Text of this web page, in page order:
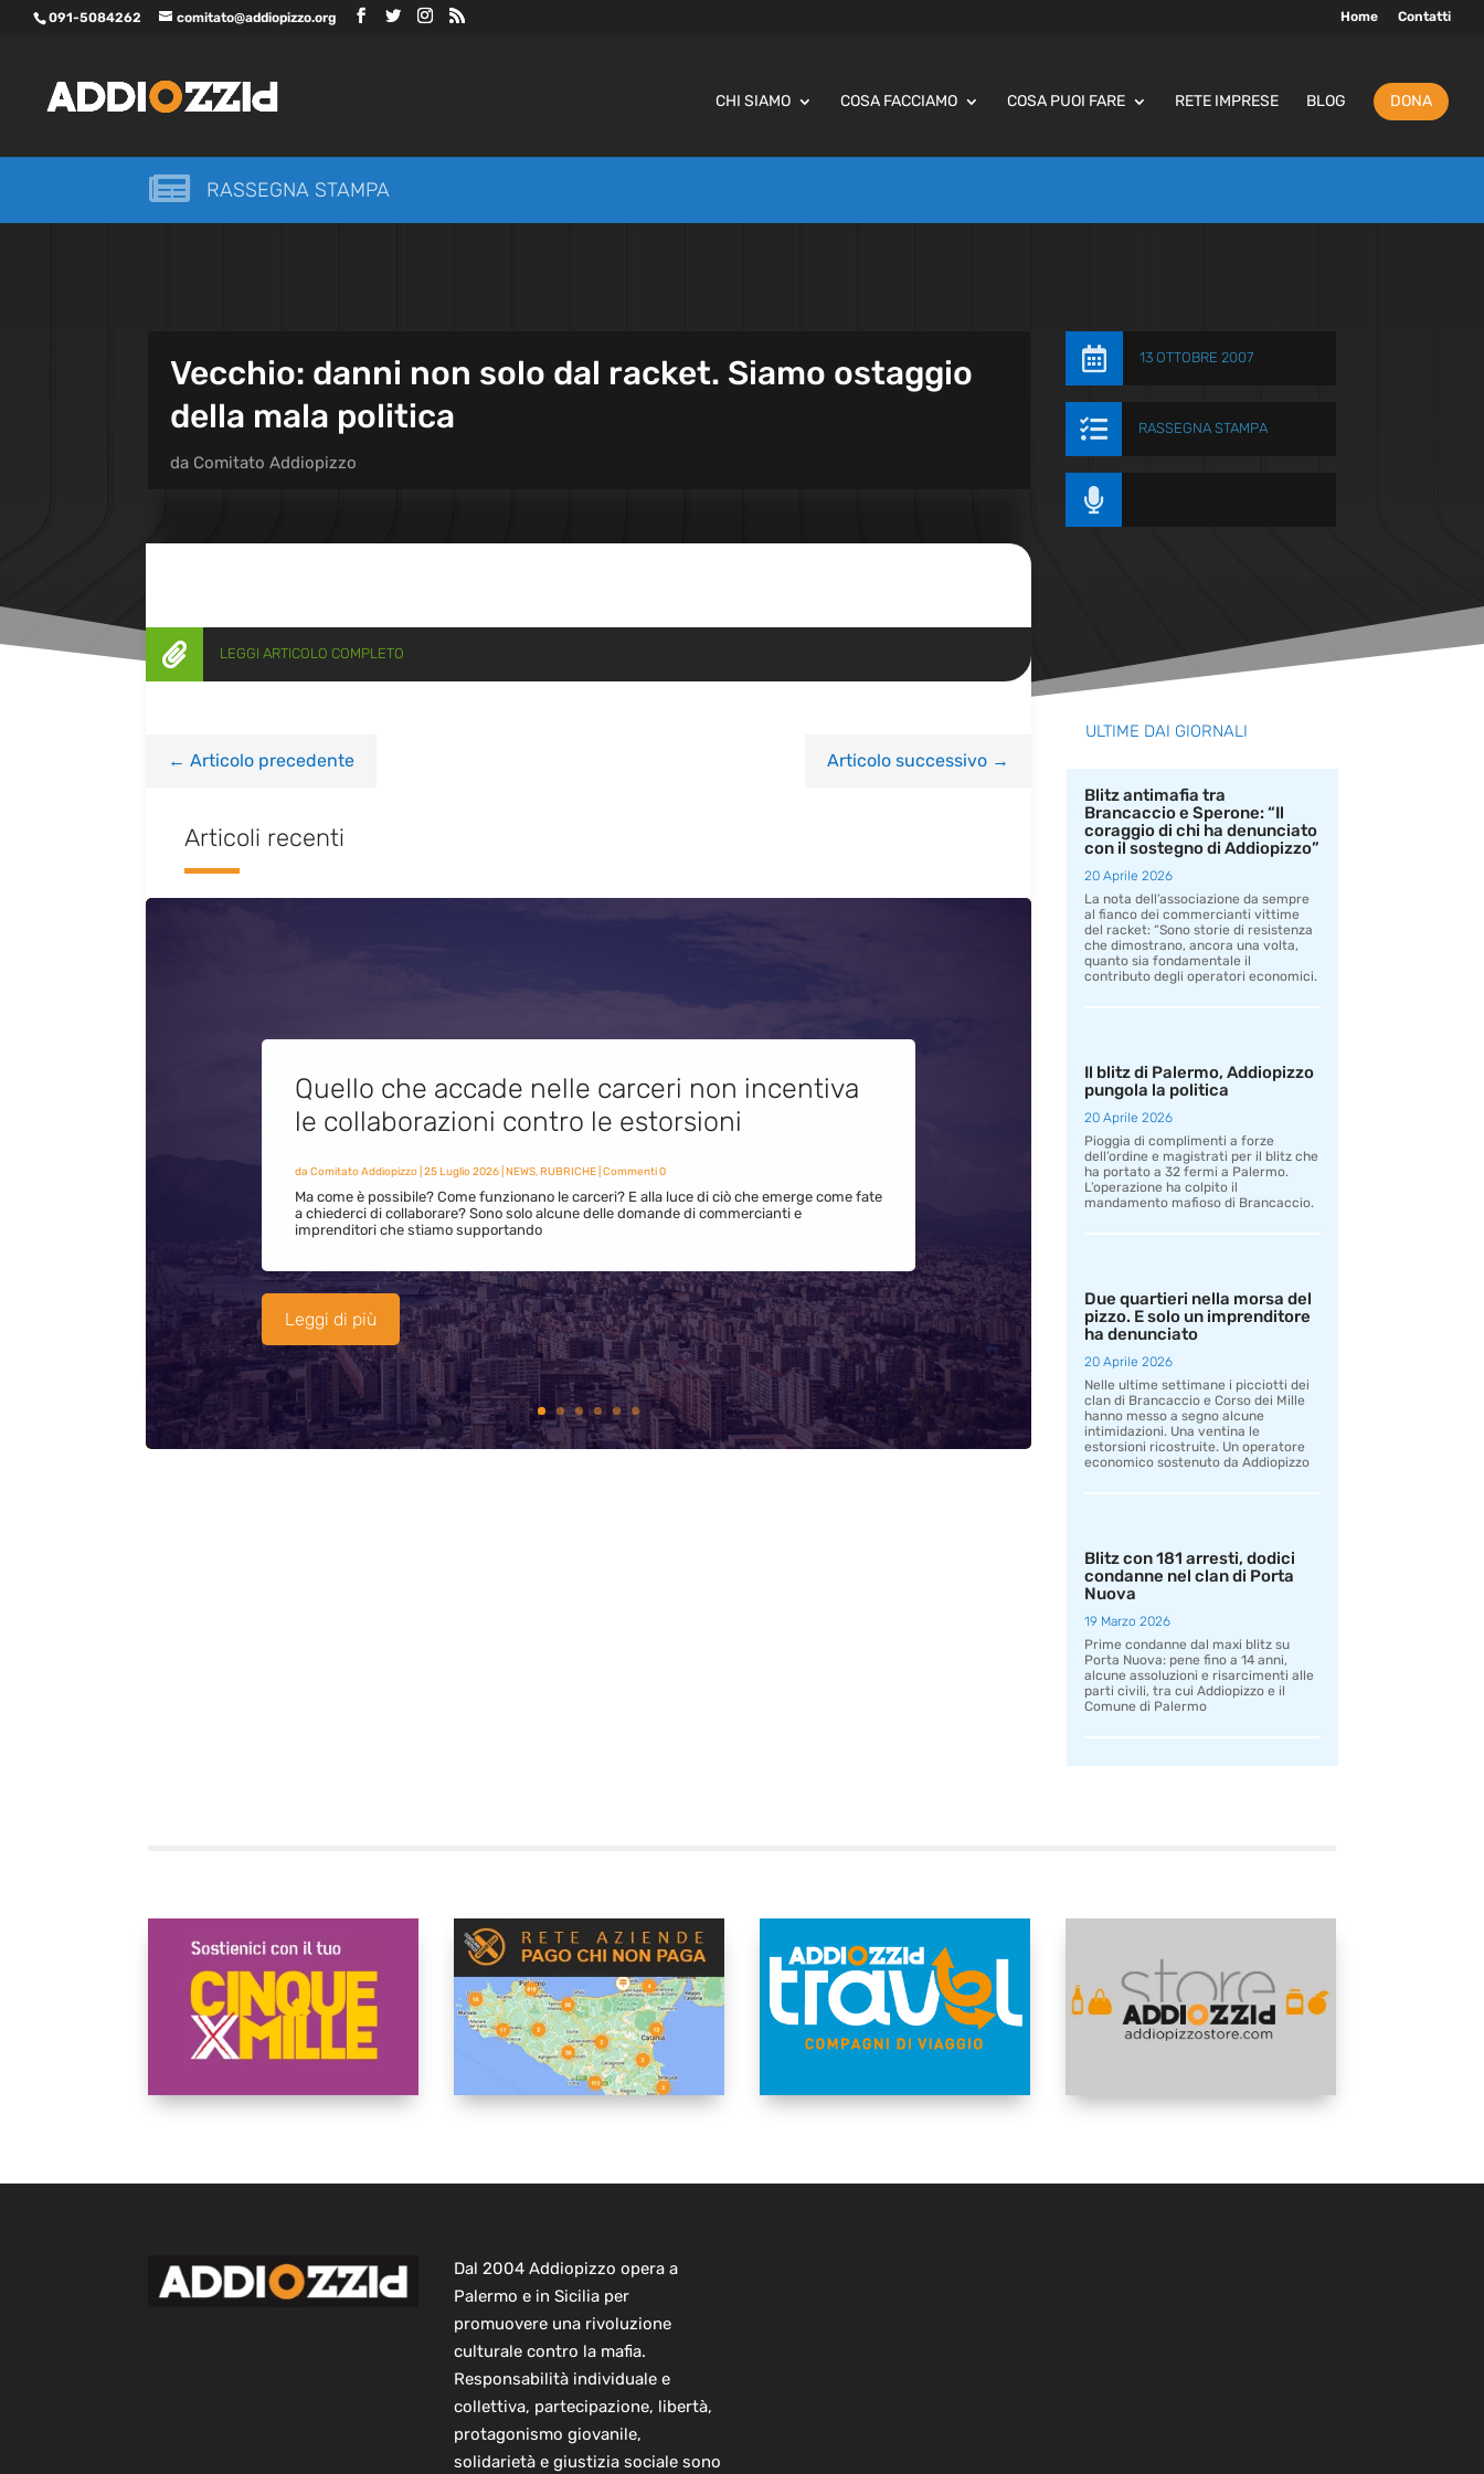
091-5084262 comitato@addiopizzo.org Home Contatti
CHI SIAMO COSA FACCIAMO COSA PUOI FARE RETE IMPRESE BLOG DONA
 RASSEGNA STAMPA
Vecchio: danni non solo dal racket. Siamo ostaggio
della mala politica
da Comitato Addiopizzo
 13 OTTOBRE 2007
 RASSEGNA STAMPA

 LEGGI ARTICOLO COMPLETO
← Articolo precedente Articolo successivo→
Articoli recenti
Quello che accade nelle carceri non incentiva
le collaborazioni contro le estorsioni
da Comitato Addiopizzo| 25 Luglio 2026| NEWS,RUBRICHE| Commenti 0
Ma come è possibile? Come funzionano le carceri? E alla luce di ciò che emerge come fate
a chiederci di collaborare? Sono solo alcune delle domande di commercianti e
imprenditori che stiamo supportando
Leggi di più
ULTIME DAI GIORNALI
Blitz antimafia tra
Brancaccio e Sperone: “Il
coraggio di chi ha denunciato
con il sostegno di Addiopizzo”
20 Aprile 2026
La nota dell’associazione da sempre
al fianco dei commercianti vittime
del racket: “Sono storie di resistenza
che dimostrano, ancora una volta,
quanto sia fondamentale il
contributo degli operatori economici.
Il blitz di Palermo, Addiopizzo
pungola la politica
20 Aprile 2026
Pioggia di complimenti a forze
dell’ordine e magistrati per il blitz che
ha portato a 32 fermi a Palermo.
L’operazione ha colpito il
mandamento mafioso di Brancaccio.
Due quartieri nella morsa del
pizzo. E solo un imprenditore
ha denunciato
20 Aprile 2026
Nelle ultime settimane i picciotti dei
clan di Brancaccio e Corso dei Mille
hanno messo a segno alcune
intimidazioni. Una ventina le
estorsioni ricostruite. Un operatore
economico sostenuto da Addiopizzo
Blitz con 181 arresti, dodici
condanne nel clan di Porta
Nuova
19 Marzo 2026
Prime condanne dal maxi blitz su
Porta Nuova: pene fino a 14 anni,
alcune assoluzioni e risarcimenti alle
parti civili, tra cui Addiopizzo e il
Comune di Palermo
Dal 2004 Addiopizzo opera a
Palermo e in Sicilia per
promuovere una rivoluzione
culturale contro la mafia.
Responsabilità individuale e
collettiva, partecipazione, libertà,
protagonismo giovanile,
solidarietà e giustizia sociale sono